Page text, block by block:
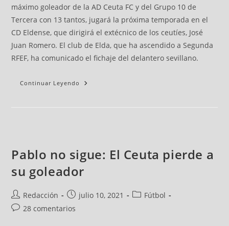
máximo goleador de la AD Ceuta FC y del Grupo 10 de
Tercera con 13 tantos, jugará la próxima temporada en el
CD Eldense, que dirigirá el extécnico de los ceutíes, José
Juan Romero. El club de Elda, que ha ascendido a Segunda
RFEF, ha comunicado el fichaje del delantero sevillano.
Continuar Leyendo
Pablo no sigue: El Ceuta pierde a
su goleador
Redacción julio 10, 2021
Fútbol
28 comentarios